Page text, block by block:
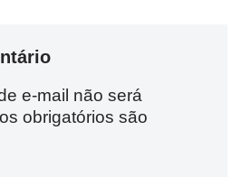
e-mail não será
obrigatórios são